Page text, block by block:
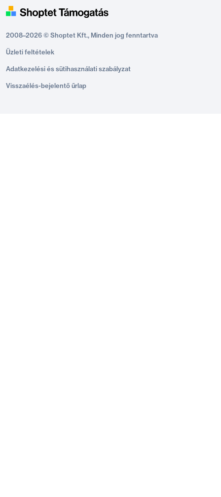
2008–2026 © Shoptet Kft., Minden jog fenntartva
Üzleti feltételek
Adatkezelési és sütihasználati szabályzat
Visszaélés-bejelentő űrlap